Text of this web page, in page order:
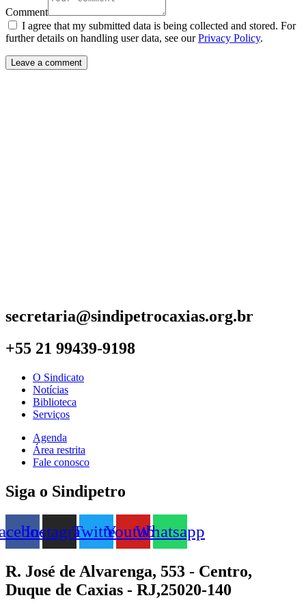
Comment
I agree that my submitted data is being collected and stored. For
further details on handling user data, see ourPrivacy Policy.
secretaria@sindipetrocaxias.org.br
+55 21 99439-9198
O Sindicato
Notícias
Biblioteca
Serviços
Agenda
Área restrita
Fale conosco
Siga o Sindipetro
InstagramTwitterYoutubeWhatsapp
R. José de Alvarenga, 553 - Centro,
Duque de Caxias - RJ,25020-140